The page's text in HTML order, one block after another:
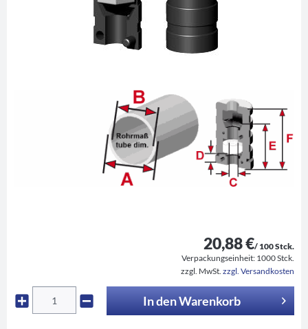
20,88 €/ 100 Stck.
Verpackungseinheit: 1000 Stck.
zzgl. MwSt. zzgl. Versandkosten
In denWarenkorb